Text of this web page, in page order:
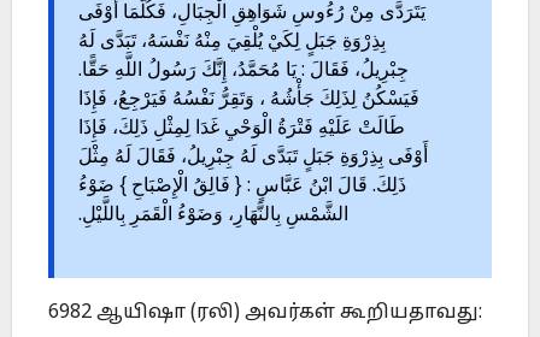
يَتَرَدَّى مِنْ رُءُوسِ شَوَاهِقِ الْجِبَالِ، فَكُلَّمَا أَوْفَى
بِذِرْوَةِ جَبَلٍ لِكَيْ يُلْقِيَ مِنْهُ نَفْسَهُ، تَبَدَّى لَهُ
جِبْرِيلُ، فَقَالَ : يَا مُحَمَّدُ، إِنَّكَ رَسُولُ اللَّهِ حَقًّا.
فَيَسْكُنُ لِذَلِكَ جَأْشُهُ ، وَتَقِرُّ نَفْسُهُ فَيَرْجِعُ، فَإِذَا
طَالَتْ عَلَيْهِ فَتْرَةُ الْوَحْيِ غَدَا لِمِثْلِ ذَلِكَ، فَإِذَا
أَوْفَى بِذِرْوَةِ جَبَلٍ تَبَدَّى لَهُ جِبْرِيلُ، فَقَالَ لَهُ مِثْلَ
ذَلِكَ. قَالَ ابْنُ عَبَّاسٍ : { فَالِقُ الْإِصْبَاحِ } ضَوْءُ
الشَّمْسِ بِالنَّهَارِ، وَضَوْءُ الْقَمَرِ بِاللَّيْلِ.
6982 ஆயிஷா (ரலி) அவர்கள் கூறியதாவது: